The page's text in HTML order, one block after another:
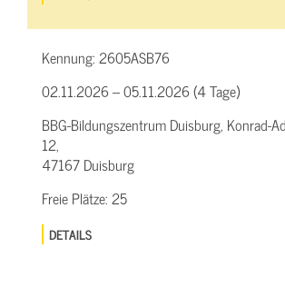
Kennung:2605ASB76
02.11.2026 – 05.11.2026 (4 Tage)
BBG-Bildungszentrum Duisburg, Konrad-
12,
47167 Duisburg
Freie Plätze:25
DETAILS